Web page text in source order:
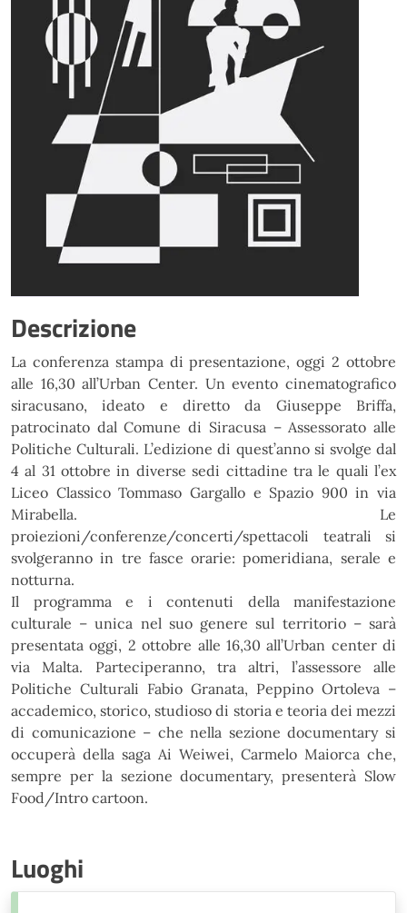
Descrizione
La conferenza stampa di presentazione, oggi 2 ottobre
alle 16,30 all’Urban Center. Un evento cinematografico
siracusano, ideato e diretto da Giuseppe Briffa,
patrocinato dal Comune di Siracusa – Assessorato alle
Politiche Culturali. L’edizione di quest’anno si svolge dal
4 al 31 ottobre in diverse sedi cittadine tra le quali l’ex
Liceo Classico Tommaso Gargallo e Spazio 900 in via
Mirabella. Le
proiezioni/conferenze/concerti/spettacoli teatrali si
svolgeranno in tre fasce orarie: pomeridiana, serale e
notturna.
Il programma e i contenuti della manifestazione
culturale – unica nel suo genere sul territorio – sarà
presentata oggi, 2 ottobre alle 16,30 all’Urban center di
via Malta. Parteciperanno, tra altri, l’assessore alle
Politiche Culturali Fabio Granata, Peppino Ortoleva –
accademico, storico, studioso di storia e teoria dei mezzi
di comunicazione – che nella sezione documentary si
occuperà della saga Ai Weiwei, Carmelo Maiorca che,
sempre per la sezione documentary, presenterà Slow
Food/Intro cartoon.
Luoghi